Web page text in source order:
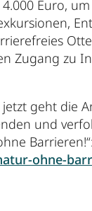
Euro,
Zugang zu
geht die
und
Barrieren!“:
ohne-